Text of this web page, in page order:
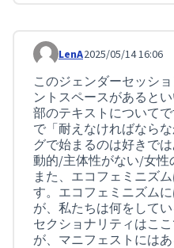
コメント 154
LenA2025/05/14 16:06
このジェンダーセッシ
ントスペースがあると
部のテキストについて
で「耐えなければなら
グで始まるのは好きで
動的/主体性がない/女性
また、エコフェミニズ
す。エコフェミニズム
が、私たちは何をして
セクショナリティはこ
が、マニフェストには